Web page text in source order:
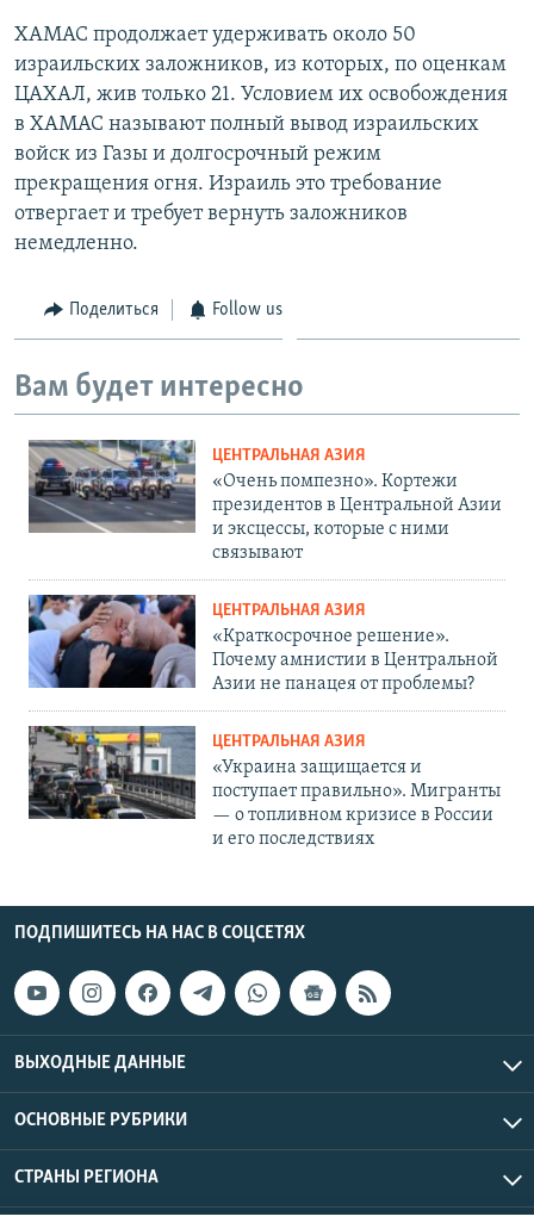
ХАМАС продолжает удерживать около 50
израильских заложников, из которых, по оценкам
ЦАХАЛ, жив только 21. Условием их освобождения
в ХАМАС называют полный вывод израильских
войск из Газы и долгосрочный режим
прекращения огня. Израиль это требование
отвергает и требует вернуть заложников
немедленно.
Поделиться Follow us
Вам будет интересно
ЦЕНТРАЛЬНАЯ АЗИЯ
«Очень помпезно». Кортежи
президентов в Центральной Азии
и эксцессы, которые с ними
связывают
ЦЕНТРАЛЬНАЯ АЗИЯ
«Краткосрочное решение».
Почему амнистии в Центральной
Азии не панацея от проблемы?
ЦЕНТРАЛЬНАЯ АЗИЯ
«Украина защищается и
поступает правильно». Мигранты
— о топливном кризисе в России
и его последствиях
ПОДПИШИТЕСЬ НА НАС В СОЦСЕТЯХ
ВЫХОДНЫЕ ДАННЫЕ
ОСНОВНЫЕ РУБРИКИ
СТРАНЫ РЕГИОНА